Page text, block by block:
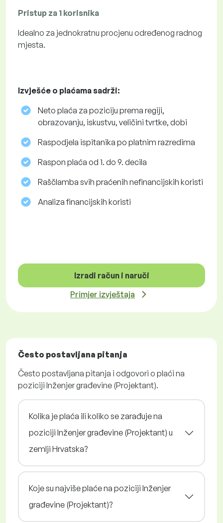
Pristup za 1 korisnika
Idealno za jednokratnu procjenu određenog radnog
mjesta.
Izvješće o plaćama sadrži:
Neto plaća za poziciju prema regiji,
obrazovanju, iskustvu, veličini tvrtke, dobi
Raspodjela ispitanika po platnim razredima
Raspon plaća od 1. do 9. decila
Raščlamba svih praćenih nefinancijskih koristi
Analiza financijskih koristi
Izradi račun i naruči
Primjer izvještaja
Često postavljana pitanja
Često postavljana pitanja i odgovori o plaći na
poziciji Inženjer građevine (Projektant).
Kolika je plaća ili koliko se zarađuje na
poziciji Inženjer građevine (Projektant) u
zemlji Hrvatska?
Koje su najviše plaće na poziciji Inženjer
građevine (Projektant)?